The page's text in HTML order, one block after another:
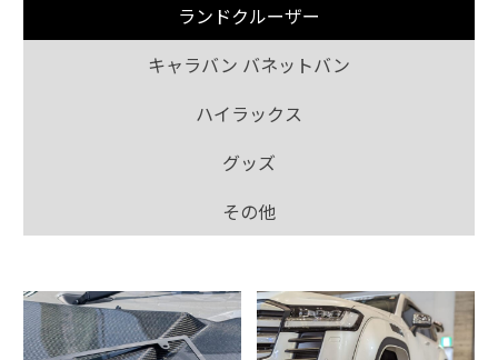
ランドクルーザー
キャラバン バネットバン
ハイラックス
グッズ
その他